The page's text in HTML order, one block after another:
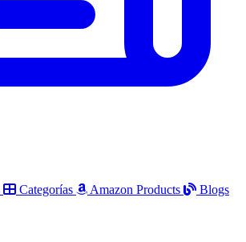
Categorías Amazon Products
Blogs